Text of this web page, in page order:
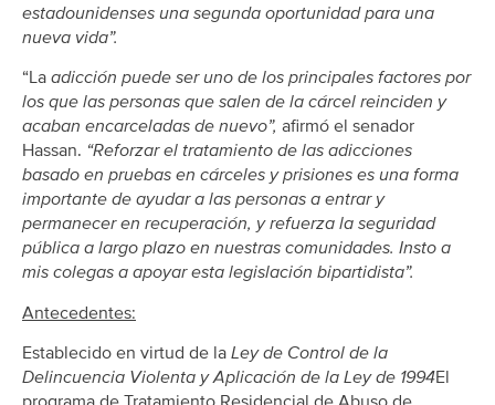
estadounidenses una segunda oportunidad para una
nueva vida”.
“La adicción puede ser uno de los principales factores por
los que las personas que salen de la cárcel reinciden y
acaban encarceladas de nuevo”, afirmó el senador
Hassan. “Reforzar el tratamiento de las adicciones
basado en pruebas en cárceles y prisiones es una forma
importante de ayudar a las personas a entrar y
permanecer en recuperación, y refuerza la seguridad
pública a largo plazo en nuestras comunidades. Insto a
mis colegas a apoyar esta legislación bipartidista”.
Antecedentes:
Establecido en virtud de la Ley de Control de la
Delincuencia Violenta y Aplicación de la Ley de 1994El